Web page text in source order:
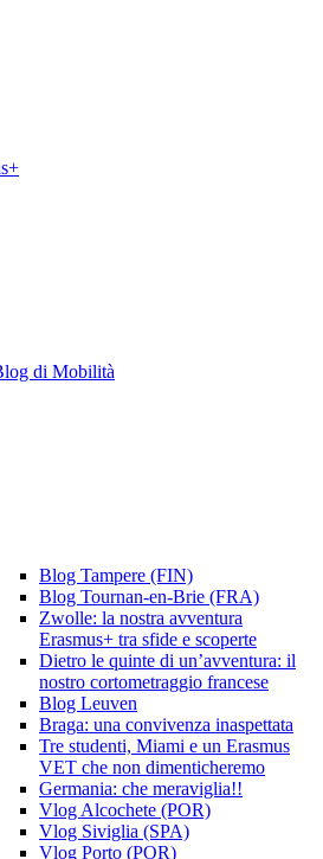
di Mobilità
Blog Tampere (FIN)
Blog Tournan-en-Brie (FRA)
Zwolle: la nostra avventura
Erasmus+ tra sfide e scoperte
Dietro le quinte di un’avventura: il
nostro cortometraggio francese
Blog Leuven
Braga: una convivenza inaspettata
Tre studenti, Miami e un Erasmus
VET che non dimenticheremo
Germania: che meraviglia!!
Vlog Alcochete (POR)
Vlog Siviglia (SPA)
Vlog Porto (POR)